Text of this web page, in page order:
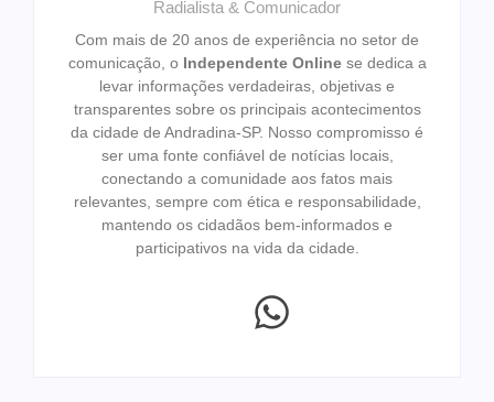
Radialista & Comunicador
Com mais de 20 anos de experiência no setor de
comunicação, o Independente Onlinese dedica a
levar informações verdadeiras, objetivas e
transparentes sobre os principais acontecimentos
da cidade de Andradina-SP. Nosso compromisso é
ser uma fonte confiável de notícias locais,
conectando a comunidade aos fatos mais
relevantes, sempre com ética e responsabilidade,
mantendo os cidadãos bem-informados e
participativos na vida da cidade.